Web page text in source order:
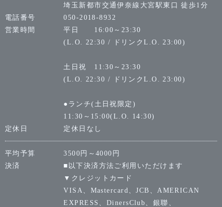
埼玉新都市交通伊奈線大宮駅東口 徒歩1分
電話番号
050-2018-8932
営業時間
平日 16:00～23:30
(L.O. 22:30 / ドリンクL.O. 23:00)
土日祝 11:30～23:30
(L.O. 22:30 / ドリンクL.O. 23:00)
●ランチ(土日祝限定)
11:30～15:00(L.O. 14:30)
定休日
定休日なし
平均予算
3500円～4000円
決済
■以下決済方法ご利用いただけます
▼クレジットカード
VISA、Mastercard、JCB、AMERICAN
EXPRESS、DinersClub、銀聯、